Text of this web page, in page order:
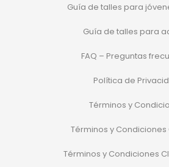
Guía de talles para
Guía de talles para
FAQ – Preguntas
Política de
Términos y
Términos y Condiciones
Términos y Condiciones